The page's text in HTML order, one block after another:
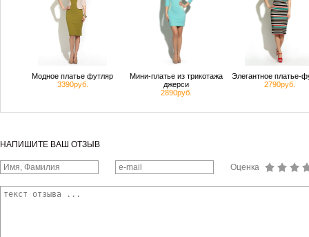
Модное платье футляр
3390руб.
Мини-платье из трикотажа
джерси
2890руб.
Элегантное платье-
2790руб.
НАПИШИТЕ ВАШ ОТЗЫВ
Оценка